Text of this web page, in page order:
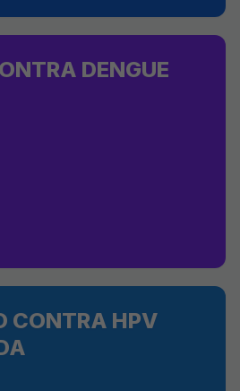
DENGUE
CONTRA HPV